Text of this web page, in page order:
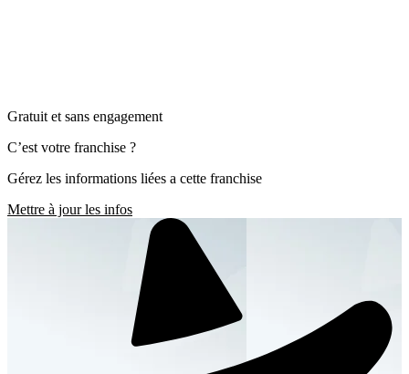
Gratuit et sans engagement
C’est votre franchise ?
Gérez les informations liées a cette franchise
Mettre à jour les infos